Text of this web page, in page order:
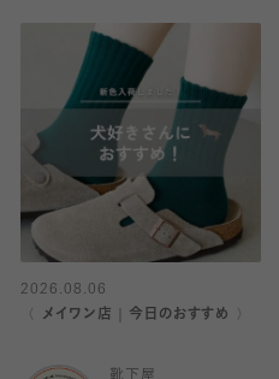
2026.08.06
〈 メイワン店｜今日のおすすめ 〉